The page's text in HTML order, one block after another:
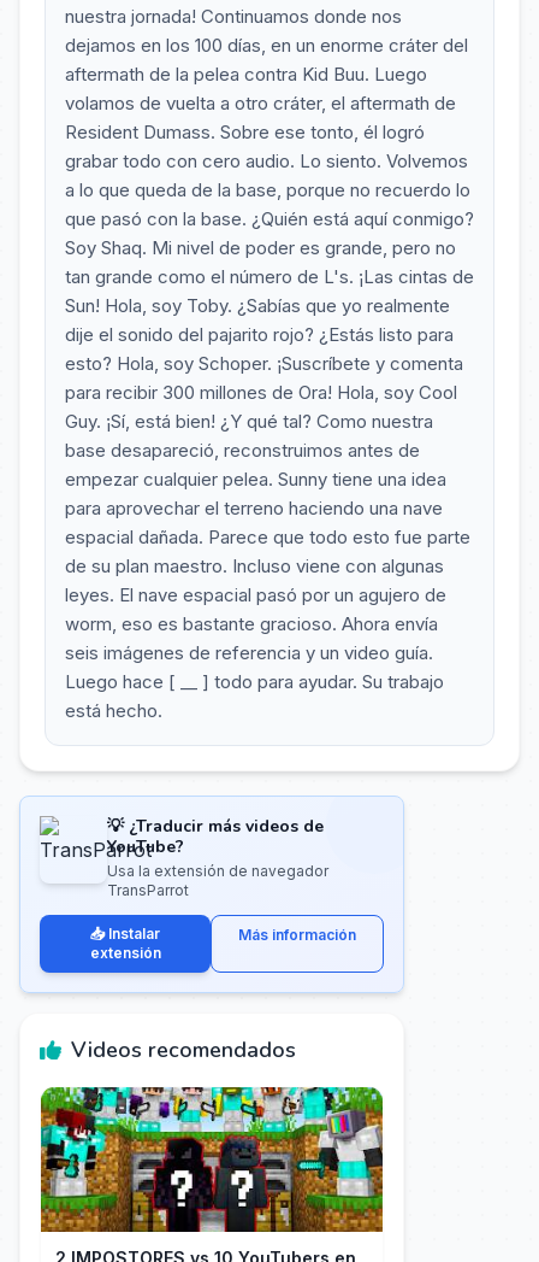
nuestra jornada! Continuamos donde nos
dejamos en los 100 días, en un enorme cráter del
aftermath de la pelea contra Kid Buu. Luego
volamos de vuelta a otro cráter, el aftermath de
Resident Dumass. Sobre ese tonto, él logró
grabar todo con cero audio. Lo siento. Volvemos
a lo que queda de la base, porque no recuerdo lo
que pasó con la base. ¿Quién está aquí conmigo?
Soy Shaq. Mi nivel de poder es grande, pero no
tan grande como el número de L's. ¡Las cintas de
Sun! Hola, soy Toby. ¿Sabías que yo realmente
dije el sonido del pajarito rojo? ¿Estás listo para
esto? Hola, soy Schoper. ¡Suscríbete y comenta
para recibir 300 millones de Ora! Hola, soy Cool
Guy. ¡Sí, está bien! ¿Y qué tal? Como nuestra
base desapareció, reconstruimos antes de
empezar cualquier pelea. Sunny tiene una idea
para aprovechar el terreno haciendo una nave
espacial dañada. Parece que todo esto fue parte
de su plan maestro. Incluso viene con algunas
leyes. El nave espacial pasó por un agujero de
worm, eso es bastante gracioso. Ahora envía
seis imágenes de referencia y un video guía.
Luego hace [ __ ] todo para ayudar. Su trabajo
está hecho.
💡 ¿Traducir más videos de
YouTube?
Usa la extensión de navegador
TransParrot
📥 Instalar
extensión
Más información
Videos recomendados
2 IMPOSTORES vs 10 YouTubers en